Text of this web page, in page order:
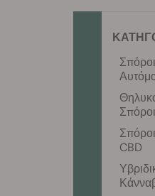
CBD